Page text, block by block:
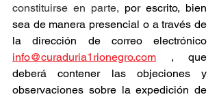
constituirse en parte, por escrito, bien
sea de manera presencial o a través de
info@curaduria1rionegro.com , que
deberá contener las objeciones y
observaciones sobre la expedición de